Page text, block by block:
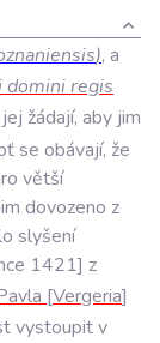
), a
dominiregis
jej žádají, aby jim
se obávají, že
větší
dovozeno z
slyšení
1421 z
Vergeria
vystoupitv